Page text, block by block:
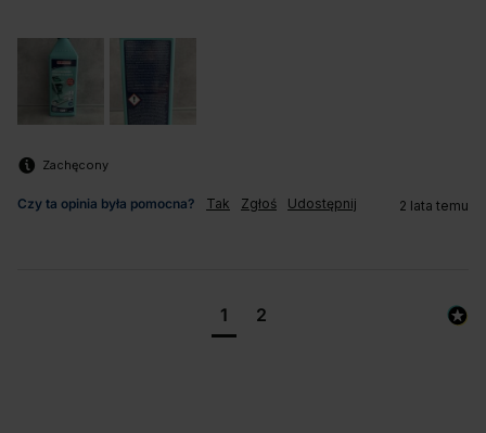
Zachęcony
Czy ta opinia była pomocna? Tak Zgłoś Udostępnij 2 lata temu
1 2